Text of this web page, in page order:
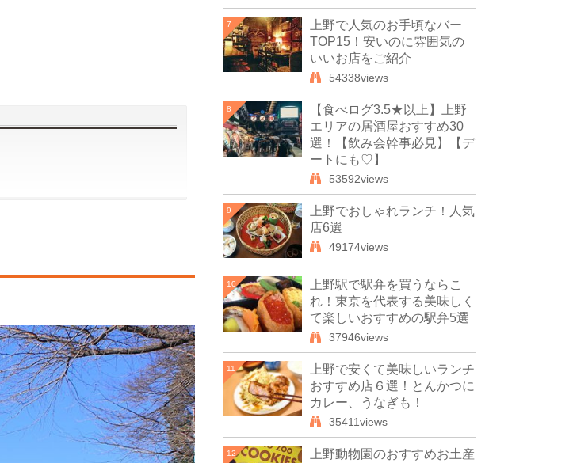
7
上野で人気のお手頃なバー
TOP15！安いのに雰囲気の
いいお店をご紹介
54338views
8
【食べログ3.5★以上】上野
エリアの居酒屋おすすめ30
選！【飲み会幹事必見】【デ
ートにも♡】
53592views
9
上野でおしゃれランチ！人気
店6選
49174views
10
上野駅で駅弁を買うならこ
れ！東京を代表する美味しく
て楽しいおすすめの駅弁5選
37946views
11
上野で安くて美味しいランチ
おすすめ店６選！とんかつに
カレー、うなぎも！
35411views
12
上野動物園のおすすめお土産